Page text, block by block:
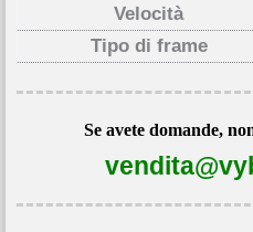
Velocità
Tipo di frame
Se avete domande,